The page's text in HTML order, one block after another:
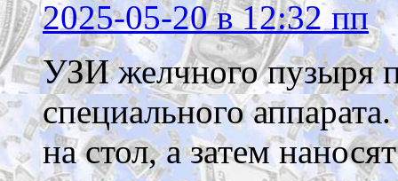
2025-05-20в 12:32 пп
УЗИ желчного пузыря
специального
на стол, а затем